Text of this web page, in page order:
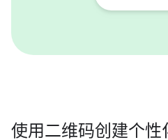
使用二维码创建个性